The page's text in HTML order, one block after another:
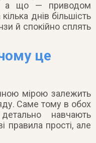
а що — приводом
днів більшість
й спокійно сплять
це
мірою залежить
Саме тому в обох
навчають
правила прості, але